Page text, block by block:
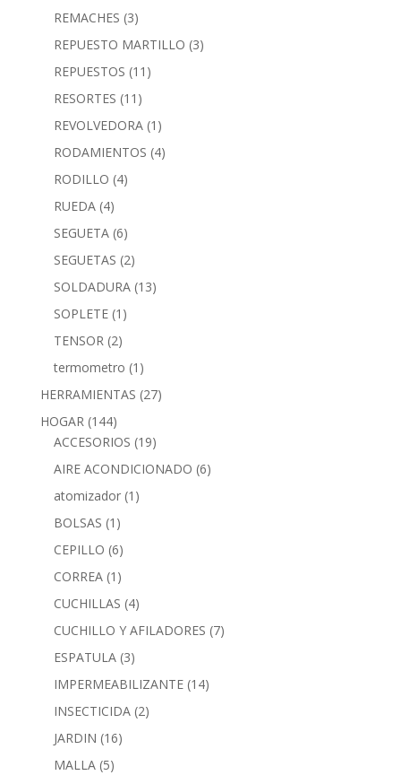
REMACHES (3)
REPUESTO MARTILLO (3)
REPUESTOS (11)
RESORTES (11)
REVOLVEDORA (1)
RODAMIENTOS (4)
RODILLO (4)
RUEDA (4)
SEGUETA (6)
SEGUETAS (2)
SOLDADURA (13)
SOPLETE (1)
TENSOR (2)
termometro (1)
HERRAMIENTAS (27)
HOGAR (144)
ACCESORIOS (19)
AIRE ACONDICIONADO (6)
atomizador (1)
BOLSAS (1)
CEPILLO (6)
CORREA (1)
CUCHILLAS (4)
CUCHILLO Y AFILADORES (7)
ESPATULA (3)
IMPERMEABILIZANTE (14)
INSECTICIDA (2)
JARDIN (16)
MALLA (5)